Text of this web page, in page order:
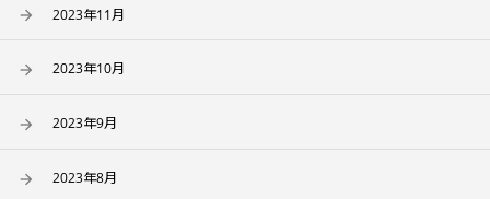
2023年11月
2023年10月
2023年9月
2023年8月